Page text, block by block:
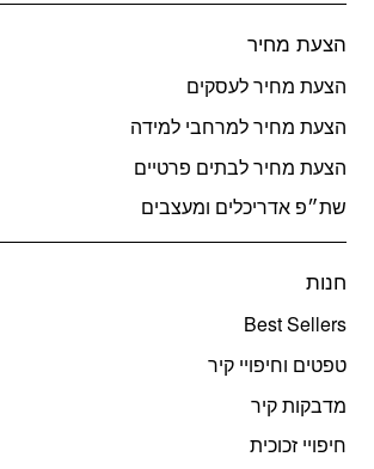
הצעת מחיר
הצעת מחיר לעסקים
הצעת מחיר למרחבי למידה
הצעת מחיר לבתים פרטיים
שת״פ אדריכלים ומעצבים
חנות
Best Sellers
טפטים וחיפויי קיר
מדבקות קיר
חיפויי זכוכית